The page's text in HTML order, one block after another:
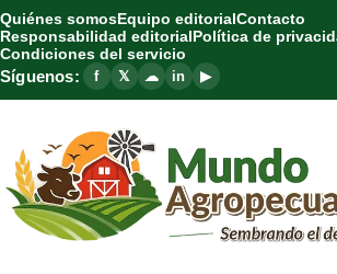
Quiénes somosEquipo editorialContacto
Responsabilidad editorialPolítica de
Condiciones del servicio
Síguenos: f 𝕏 ☁ in ▶